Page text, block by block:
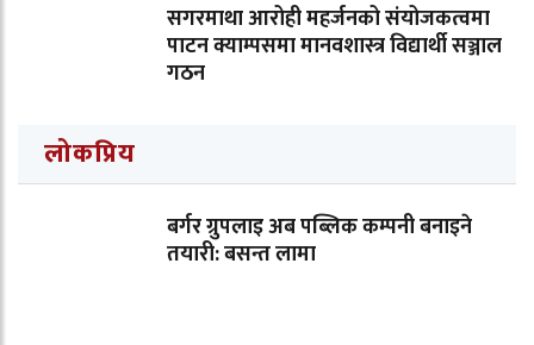
सगरमाथा आरोही महर्जनको संयोजकत्वमा
पाटन क्याम्पसमा मानवशास्त्र विद्यार्थी सञ्जाल
गठन
लोकप्रिय
बर्गर ग्रुपलाइ अब पब्लिक कम्पनी बनाइने
तयारी: बसन्त लामा